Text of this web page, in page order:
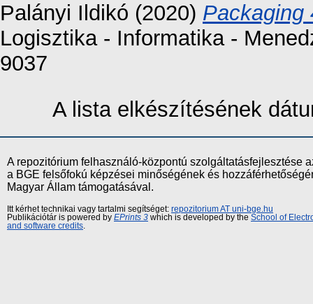
Palányi Ildikó (2020) Packaging
Logisztika - Informatika -
9037
A lista elkészítésének
A repozitórium felhasználó-központú szolgáltatásfejlesztése
a BGE felsőfokú képzései minőségének és
Magyar Állam támogatásával.
Itt kérhet technikai vagy tartalmi segítséget: repozitorium AT uni-bge.hu
Publikációtár is powered by EPrints 3 which is developed by the School of
and software credits